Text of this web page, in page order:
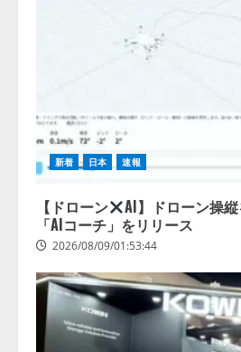
新着 日本 速報
【ドローン
AI】ドローン操
「AIコーチ」をリリース
2026/08/09/01:53:44